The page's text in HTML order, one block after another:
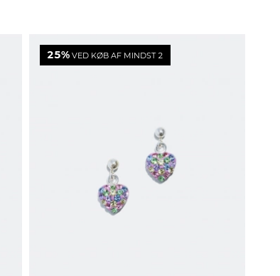
25% VED KØB AF MINDST 2